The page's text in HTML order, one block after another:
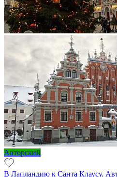
Авторский
В Лапландию к Санта Клаусу.